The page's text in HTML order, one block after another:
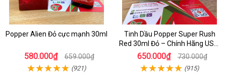
Popper Alien Đỏ cực mạnh 30ml
580.000₫ 659.000₫
(921)
Tinh Dầu Popper Super Rush
Red 30ml Đỏ – Chính Hãng USA,
Kích Thích Mạnh, Tăng Hưng
Phấn
650.000₫ 730.000₫
(915)